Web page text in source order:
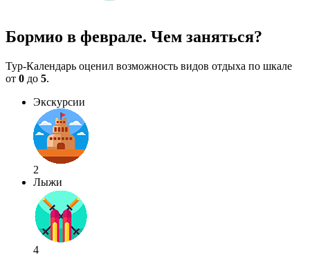
Бормио в феврале. Чем заняться?
Тур-Календарь оценил возможность видов отдыха по шкале
от 0 до 5.
Экскурсии
2
Лыжи
4